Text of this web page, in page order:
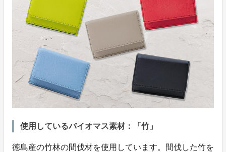
使用しているバイオマス素材：「竹」
徳島産の竹林の間伐材を使用しています。間伐した竹を